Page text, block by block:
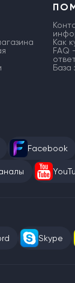
Как
FAQ
База
Facebook
Skype